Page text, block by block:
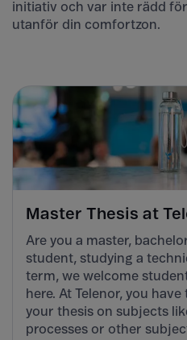
initiativ och var inte rädd
utanför din comfortzon.
Master Thesis at
Are you a master,
student, studying a
term, we welcome
here. At Telenor, you
your thesis on subjects
processes or other